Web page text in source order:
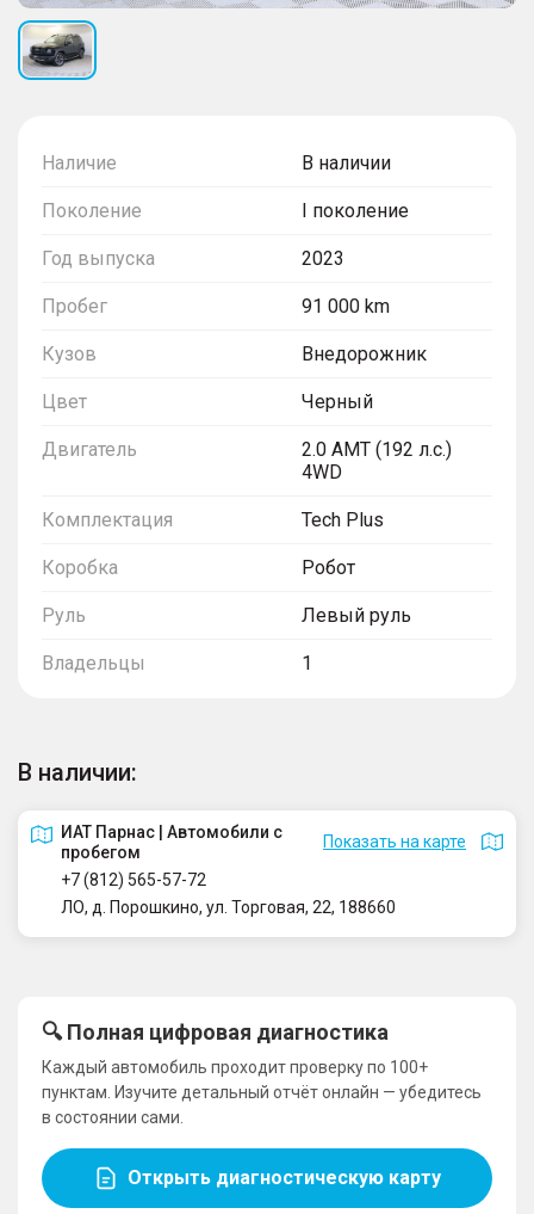
Наличие В наличии
Поколение I поколение
Год выпуска 2023
Пробег 91 000 km
Кузов Внедорожник
Цвет Черный
Двигатель
2.0 AMT (192 л.с.)
4WD
Комплектация Tech Plus
Коробка Робот
Руль Левый руль
Владельцы 1
В наличии:
ИАТ Парнас | Автомобили с
пробегом
Показать на карте
+7 (812) 565-57-72
ЛО, д. Порошкино, ул. Торговая, 22, 188660
🔍 Полная цифровая диагностика
Каждый автомобиль проходит проверку по 100+
пунктам. Изучите детальный отчёт онлайн — убедитесь
в состоянии сами.
Открыть диагностическую карту